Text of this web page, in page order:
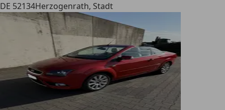
DE 52134Herzogenrath, Stadt